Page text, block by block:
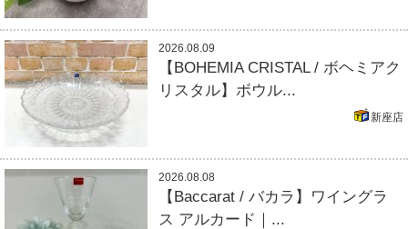
2026.08.09
【BOHEMIA CRISTAL / ボヘミアク
リスタル】ボウル...
新座店
2026.08.08
【Baccarat / バカラ】ワイングラ
ス アルカード｜...